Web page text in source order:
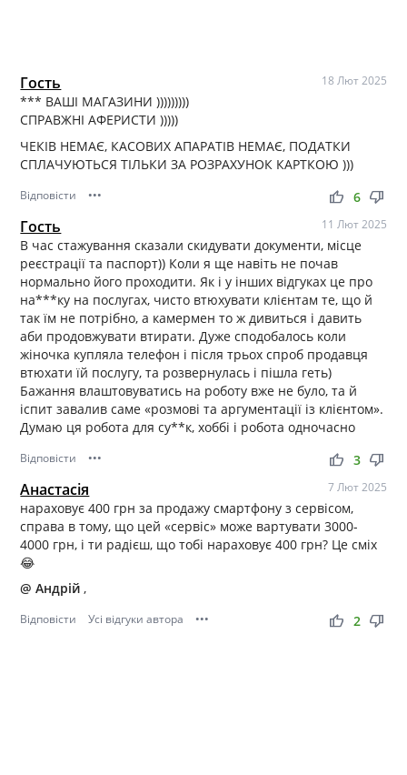
Гость 18 Лют 2025
*** ВАШІ МАГАЗИНИ )))))))))
СПРАВЖНІ АФЕРИСТИ )))))
ЧЕКІВ НЕМАЄ, КАСОВИХ АПАРАТІВ НЕМАЄ, ПОДАТКИ
СПЛАЧУЮТЬСЯ ТІЛЬКИ ЗА РОЗРАХУНОК КАРТКОЮ )))
Відповісти ••• thumb_up thumb_down
6
Гость 11 Лют 2025
В час стажування сказали скидувати документи, місце
реєстрації та паспорт)) Коли я ще навіть не почав
нормально його проходити. Як і у інших відгуках це про
на***ку на послугах, чисто втюхувати клієнтам те, що й
так їм не потрібно, а камермен то ж дивиться і давить
аби продовжувати втирати. Дуже сподобалось коли
жіночка купляла телефон і після трьох спроб продавця
втюхати їй послугу, та розвернулась і пішла геть)
Бажання влаштовуватись на роботу вже не було, та й
іспит завалив саме «розмові та аргументації із клієнтом».
Думаю ця робота для су**к, хоббі і робота одночасно
Відповісти ••• thumb_up thumb_down
3
Анастасія 7 Лют 2025
нараховує 400 грн за продажу смартфону з сервісом,
справа в тому, що цей «сервіс» може вартувати 3000-
4000 грн, і ти радієш, що тобі нараховує 400 грн? Це сміх
😂
@ Андрій ,
Відповісти Усі відгуки автора ••• thumb_up thumb_down
2